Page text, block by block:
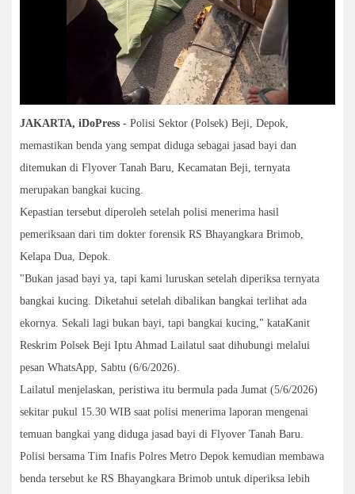
JAKARTA, iDoPress - Polisi Sektor (Polsek) Beji, Depok,
memastikan benda yang sempat diduga sebagai jasad bayi dan
ditemukan di Flyover Tanah Baru, Kecamatan Beji, ternyata
merupakan bangkai kucing.
Kepastian tersebut diperoleh setelah polisi menerima hasil
pemeriksaan dari tim dokter forensik RS Bhayangkara Brimob,
Kelapa Dua, Depok.
"Bukan jasad bayi ya, tapi kami luruskan setelah diperiksa ternyata
bangkai kucing. Diketahui setelah dibalikan bangkai terlihat ada
ekornya. Sekali lagi bukan bayi, tapi bangkai kucing," kataKanit
Reskrim Polsek Beji Iptu Ahmad Lailatul saat dihubungi melalui
pesan WhatsApp, Sabtu (6/6/2026).
Lailatul menjelaskan, peristiwa itu bermula pada Jumat (5/6/2026)
sekitar pukul 15.30 WIB saat polisi menerima laporan mengenai
temuan bangkai yang diduga jasad bayi di Flyover Tanah Baru.
Polisi bersama Tim Inafis Polres Metro Depok kemudian membawa
benda tersebut ke RS Bhayangkara Brimob untuk diperiksa lebih